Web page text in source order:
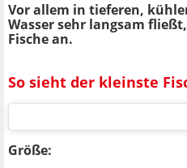
Vor allem in tieferen,
Wasser sehr langsam
Fische an.
So sieht der kleinste
Größe: